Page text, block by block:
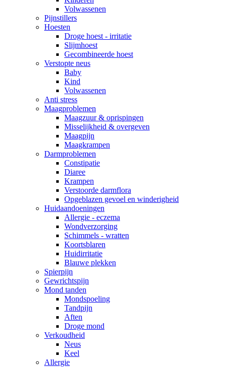
Volwassenen
Pijnstillers
Hoesten
Droge hoest - irritatie
Slijmhoest
Gecombineerde hoest
Verstopte neus
Baby
Kind
Volwassenen
Anti stress
Maagproblemen
Maagzuur & oprispingen
Misselijkheid & overgeven
Maagpijn
Maagkrampen
Darmproblemen
Constipatie
Diaree
Krampen
Verstoorde darmflora
Opgeblazen gevoel en winderigheid
Huidaandoeningen
Allergie - eczema
Wondverzorging
Schimmels - wratten
Koortsblaren
Huidirritatie
Blauwe plekken
Spierpijn
Gewrichtspijn
Mond tanden
Mondspoeling
Tandpijn
Aften
Droge mond
Verkoudheid
Neus
Keel
Allergie